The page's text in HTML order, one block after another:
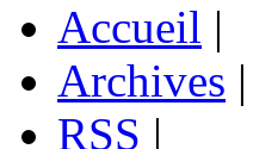
Accueil |
Archives |
RSS |